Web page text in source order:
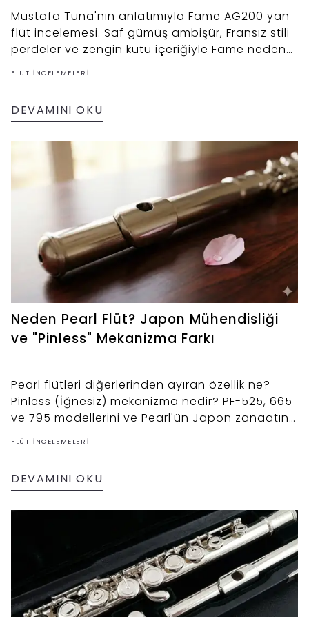
Mustafa Tuna'nın anlatımıyla Fame AG200 yan
flüt incelemesi. Saf gümüş ambişür, Fransız stili
perdeler ve zengin kutu içeriğiyle Fame neden
fiyat/performans kralı? Videolu inceleme.
FLÜT İNCELEMELERI
DEVAMINI OKU
Neden Pearl Flüt? Japon Mühendisliği
ve "Pinless" Mekanizma Farkı
Pearl flütleri diğerlerinden ayıran özellik ne?
Pinless (İğnesiz) mekanizma nedir? PF-525, 665
ve 795 modellerini ve Pearl'ün Japon zanaatını
inceledik.
FLÜT İNCELEMELERI
DEVAMINI OKU